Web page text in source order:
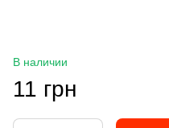
В наличии
11 грн